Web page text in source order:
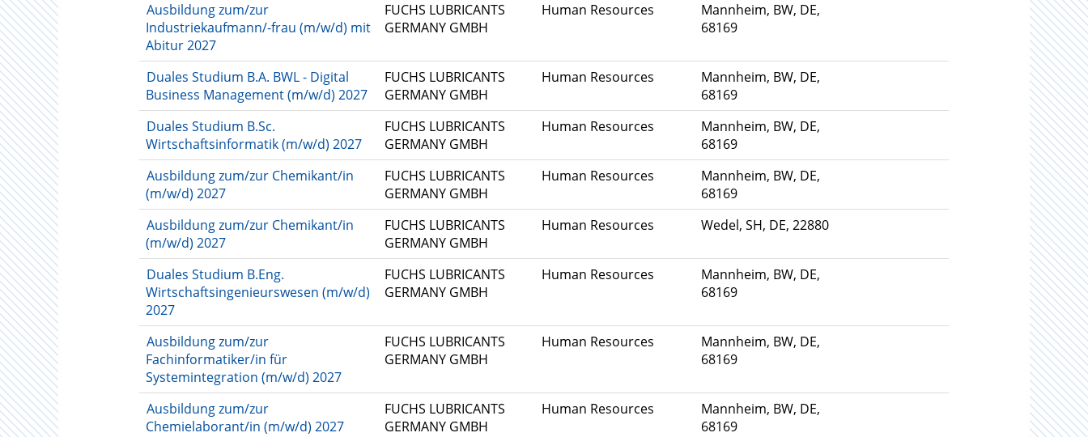
Ausbildung zum/zur
Industriekaufmann/-frau (m/w/d) mit
Abitur 2027
FUCHS LUBRICANTS
GERMANY GMBH
Human Resources
Mannheim, BW, DE,
68169
Duales Studium B.A. BWL - Digital
Business Management (m/w/d) 2027
FUCHS LUBRICANTS
GERMANY GMBH
Human Resources
Mannheim, BW, DE,
68169
Duales Studium B.Sc.
Wirtschaftsinformatik (m/w/d) 2027
FUCHS LUBRICANTS
GERMANY GMBH
Human Resources
Mannheim, BW, DE,
68169
Ausbildung zum/zur Chemikant/in
(m/w/d) 2027
FUCHS LUBRICANTS
GERMANY GMBH
Human Resources
Mannheim, BW, DE,
68169
Ausbildung zum/zur Chemikant/in
(m/w/d) 2027
FUCHS LUBRICANTS
GERMANY GMBH
Human Resources Wedel, SH, DE, 22880
Duales Studium B.Eng.
Wirtschaftsingenieurswesen (m/w/d)
2027
FUCHS LUBRICANTS
GERMANY GMBH
Human Resources
Mannheim, BW, DE,
68169
Ausbildung zum/zur
Fachinformatiker/in für
Systemintegration (m/w/d) 2027
FUCHS LUBRICANTS
GERMANY GMBH
Human Resources
Mannheim, BW, DE,
68169
Ausbildung zum/zur
Chemielaborant/in (m/w/d) 2027
FUCHS LUBRICANTS
GERMANY GMBH
Human Resources
Mannheim, BW, DE,
68169